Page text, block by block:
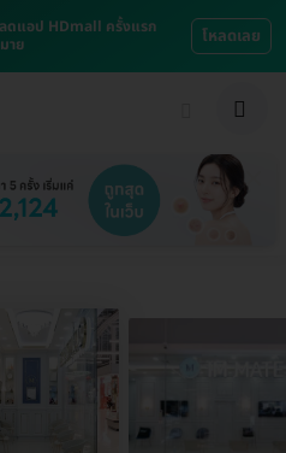
ดแอป HDmall ครั้งแรก
าย
โหลดเลย